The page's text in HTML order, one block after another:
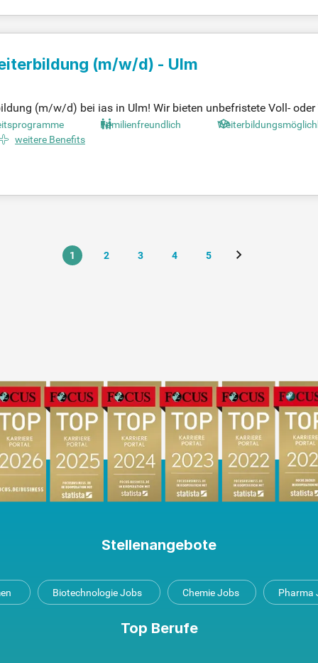
(m/w/d) - Ulm
(m/w/d) bei ias in Ulm! Wir bieten unbefristete Voll-
Gesundheitsförderung mit über 50 Jahren Erfahrung.
bundesweit. Genießen Sie flexible Arbeitszeiten,
Erfolgsgeschichte!
Familienfreundlich
weitere Benefits
1 2 3 4 5
Stellenangebote
Biotechnologie Jobs Chemie Jobs Pharma
Top Berufe